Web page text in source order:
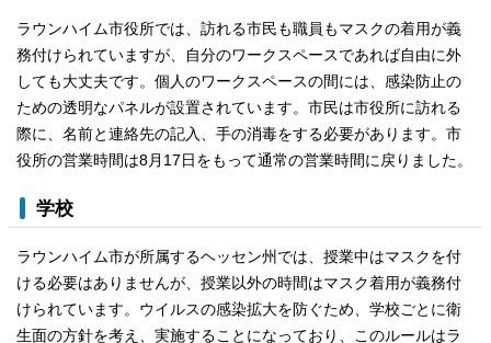
ラウンハイム市役所では、訪れる市民も職員もマスクの着用が義
務付けられていますが、自分のワークスペースであれば自由に外
しても大丈夫です。個人のワークスペースの間には、感染防止の
ための透明なパネルが設置されています。市民は市役所に訪れる
際に、名前と連絡先の記入、手の消毒をする必要があります。市
役所の営業時間は8月17日をもって通常の営業時間に戻りました。
学校
ラウンハイム市が所属するヘッセン州では、授業中はマスクを付
ける必要はありませんが、授業以外の時間はマスク着用が義務付
けられています。ウイルスの感染拡大を防ぐため、学校ごとに衛
生面の方針を考え、実施することになっており、このルールはラ